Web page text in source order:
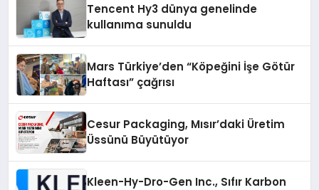
Tencent Hy3 dünya genelinde
kullanıma sunuldu
Mars Türkiye’den “Köpeğini İşe Götür
Haftası” çağrısı
Cesur Packaging, Mısır’daki Üretim
Üssünü Büyütüyor
Kleen-Hy-Dro-Gen Inc., Sıfır Karbon